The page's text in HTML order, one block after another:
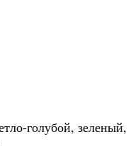
голубой, зеленый,